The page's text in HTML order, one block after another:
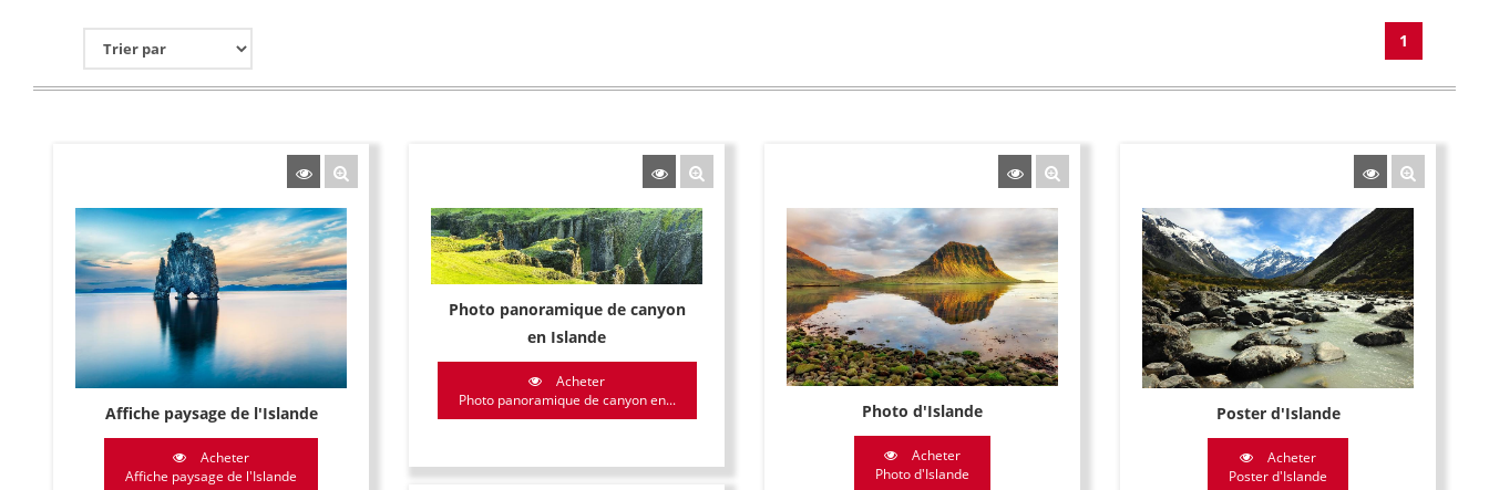
1
Affiche paysage de l'Islande
Acheter
Affiche paysage de l'Islande
Photo panoramique de canyon
en Islande
Acheter
Photo panoramique de canyon en...
Photo d'Islande
Acheter
Photo d'Islande
Poster d'Islande
Acheter
Poster d'Islande